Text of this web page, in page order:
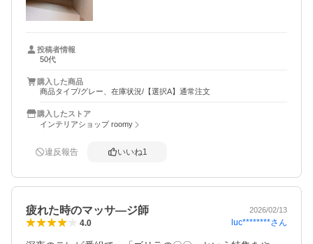
投稿者情報
50代
購入した商品
商品タイプ/グレー、在庫状況/【選択A】通常注文
購入したストア
インテリアショップ roomy
違反報告 いいね1
疲れた時のマッサ―ジ師 2026/02/13
4.0 luc********さん